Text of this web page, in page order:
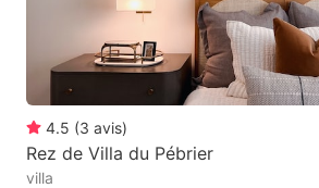
4.5 (3 avis)
Rez de Villa du Pébrier
villa